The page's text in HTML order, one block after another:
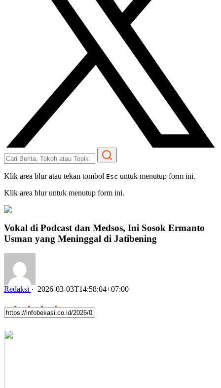
Klik area blur atau tekan tombol Esc untuk menutup form ini.
Klik area blur untuk menutup form ini.
Vokal di Podcast dan Medsos, Ini Sosok Ermanto
Usman yang Meninggal di Jatibening
Redaksi · 2026-03-03T14:58:04+07:00